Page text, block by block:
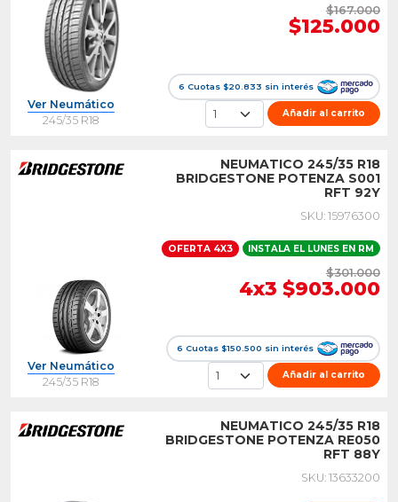
$167.000
$125.000
6 Cuotas $20.833 sin interés
Ver Neumático
245/35 R18
Añadir al carrito
NEUMATICO 245/35 R18
BRIDGESTONE POTENZA S001
RFT 92Y
SKU: 15976300
OFERTA 4X3 INSTALA EL LUNES EN RM
$301.000
4x3 $903.000
6 Cuotas $150.500 sin interés
Ver Neumático
245/35 R18
Añadir al carrito
NEUMATICO 245/35 R18
BRIDGESTONE POTENZA RE050
RFT 88Y
SKU: 13633200